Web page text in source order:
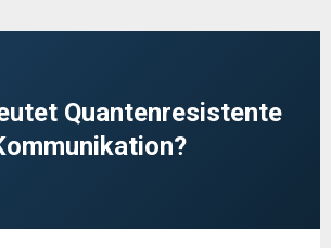
Quantenresistente